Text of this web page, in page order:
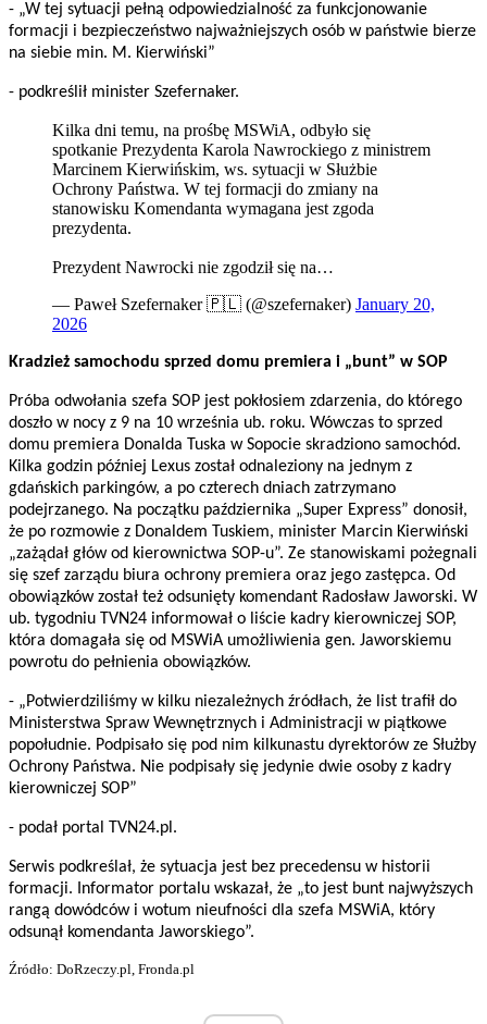
- „W tej sytuacji pełną odpowiedzialność za funkcjonowanie
formacji i bezpieczeństwo najważniejszych osób w państwie bierze
na siebie min. M. Kierwiński”
- podkreślił minister Szefernaker.
Kilka dni temu, na prośbę MSWiA, odbyło się
spotkanie Prezydenta Karola Nawrockiego z ministrem
Marcinem Kierwińskim, ws. sytuacji w Służbie
Ochrony Państwa. W tej formacji do zmiany na
stanowisku Komendanta wymagana jest zgoda
prezydenta.
Prezydent Nawrocki nie zgodził się na…
— Paweł Szefernaker 🇵🇱 (@szefernaker) January 20,
2026
Kradzież samochodu sprzed domu premiera i „bunt” w SOP
Próba odwołania szefa SOP jest pokłosiem zdarzenia, do którego
doszło w nocy z 9 na 10 września ub. roku. Wówczas to sprzed
domu premiera Donalda Tuska w Sopocie skradziono samochód.
Kilka godzin później Lexus został odnaleziony na jednym z
gdańskich parkingów, a po czterech dniach zatrzymano
podejrzanego. Na początku października „Super Express” donosił,
że po rozmowie z Donaldem Tuskiem, minister Marcin Kierwiński
„zażądał głów od kierownictwa SOP-u”. Ze stanowiskami pożegnali
się szef zarządu biura ochrony premiera oraz jego zastępca. Od
obowiązków został też odsunięty komendant Radosław Jaworski. W
ub. tygodniu TVN24 informował o liście kadry kierowniczej SOP,
która domagała się od MSWiA umożliwienia gen. Jaworskiemu
powrotu do pełnienia obowiązków.
- „Potwierdziliśmy w kilku niezależnych źródłach, że list trafił do
Ministerstwa Spraw Wewnętrznych i Administracji w piątkowe
popołudnie. Podpisało się pod nim kilkunastu dyrektorów ze Służby
Ochrony Państwa. Nie podpisały się jedynie dwie osoby z kadry
kierowniczej SOP”
- podał portal TVN24.pl.
Serwis podkreślał, że sytuacja jest bez precedensu w historii
formacji. Informator portalu wskazał, że „to jest bunt najwyższych
rangą dowódców i wotum nieufności dla szefa MSWiA, który
odsunął komendanta Jaworskiego”.
Źródło: DoRzeczy.pl, Fronda.pl